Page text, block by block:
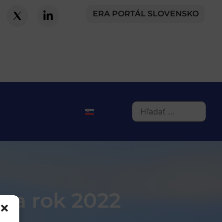
ERA PORTÁL SLOVENSKO
rok 2022